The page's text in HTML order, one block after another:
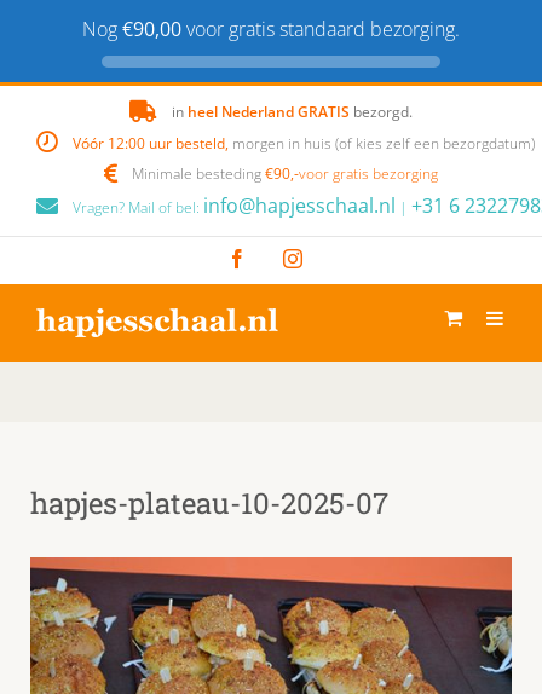
Nog€90,00voor gratis standaard bezorging.
content
in heel Nederland GRATIS bezorgd.
Vóór 12:00 uur besteld, morgen in huis (of kies zelf een bezorgdatum)
Minimale besteding€90,-voor gratis bezorging
Vragen? Mail of bel: info@hapjesschaal.nl | +31 6
FacebookInstagram
hapjes-plateau-10-2025-07